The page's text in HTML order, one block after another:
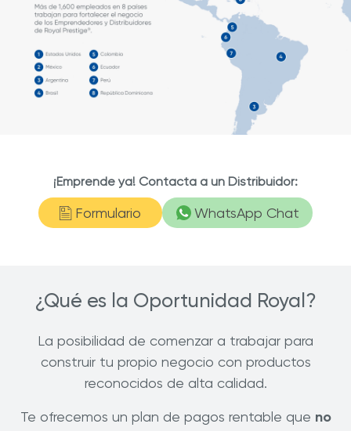
¡Emprende ya! Contacta a un Distribuidor:
Formulario WhatsApp Chat
¿Qué es la Oportunidad Royal?
La posibilidad de comenzar a trabajar para
construir tu propio negocio con productos
reconocidos de alta calidad.
Te ofrecemos un plan de pagos rentable que no